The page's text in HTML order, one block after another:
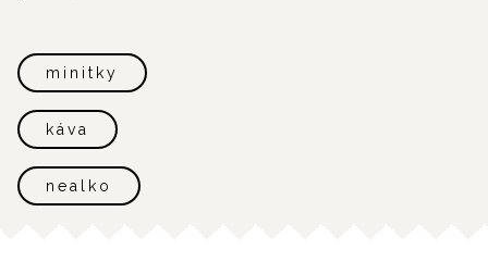
minitky
káva
nealko